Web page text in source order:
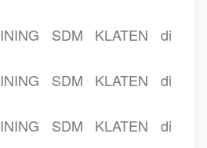
SDM KLATEN di
SDM KLATEN di
SDM KLATEN di